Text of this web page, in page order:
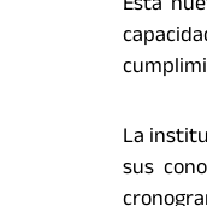
La
sus